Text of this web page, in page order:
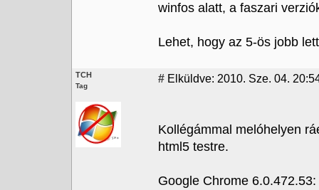
winfos alatt, a faszari
Lehet, hogy az 5-ös jobb
TCH
Tag
# Elküldve: 2010. Sze. 04.
Kollégámmal melóhelyen
html5 testre.
Google Chrome